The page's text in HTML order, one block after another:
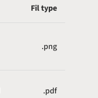
Fil type
.png
.pdf